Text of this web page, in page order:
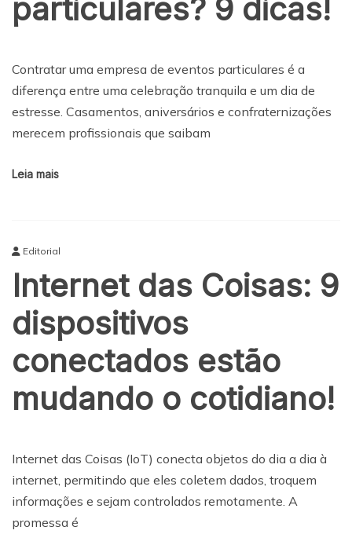
particulares? 9 dicas!
Contratar uma empresa de eventos particulares é a
diferença entre uma celebração tranquila e um dia de
estresse. Casamentos, aniversários e confraternizações
merecem profissionais que saibam
Leia mais
Editorial
Internet das Coisas: 9
dispositivos
conectados estão
mudando o cotidiano!
Internet das Coisas (IoT) conecta objetos do dia a dia à
internet, permitindo que eles coletem dados, troquem
informações e sejam controlados remotamente. A
promessa é